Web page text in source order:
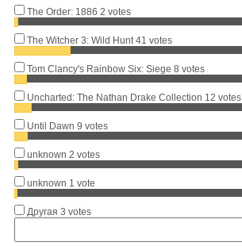
The Order: 1886 2 votes
The Witcher 3: Wild Hunt 41 votes
Tom Clancy's Rainbow Six: Siege 8 votes
Uncharted: The Nathan Drake Collection 12 votes
Until Dawn 9 votes
unknown 2 votes
unknown 1 vote
Другая 3 votes